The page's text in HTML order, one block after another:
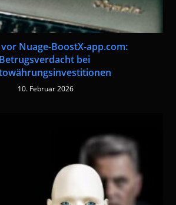
Nuage-BoostX-app.com:
Betrugsverdacht bei
10. Februar 2026